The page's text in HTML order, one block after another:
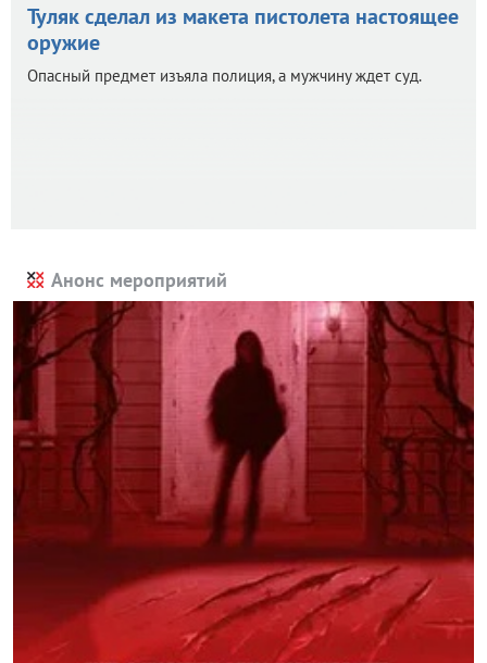
Туляк сделал из макета пистолета настоящее
оружие
Опасный предмет изъяла полиция, а мужчину ждет суд.
Анонс мероприятий